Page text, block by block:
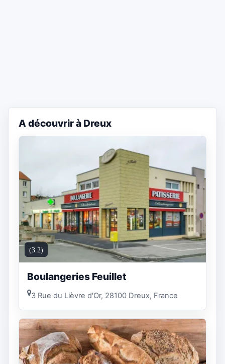
A découvrir à Dreux
(3.2)
Boulangeries Feuillet
3 Rue du Lièvre d'Or, 28100 Dreux, France